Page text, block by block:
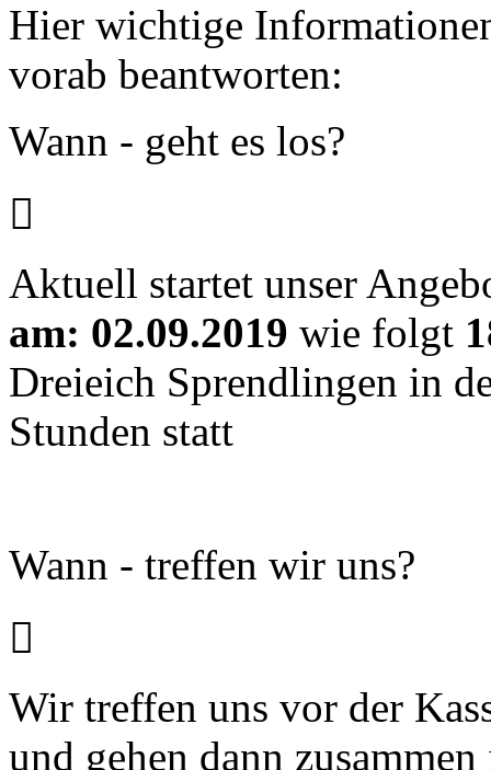
Hier wichtige
vorab beantworten:
Wann - geht es los?

Aktuell startet unser
am: 02.09.2019 wie folgt
Dreieich Sprendlingen in
Stunden statt
Wann - treffen wir uns?

Wir treffen uns vor der
und gehen dann